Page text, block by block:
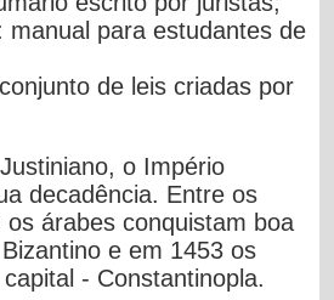
manual para estudantes de
de leis criadas por
o Império
decadência. Entre os
árabes conquistam boa
e em 1453 os
- Constantinopla.